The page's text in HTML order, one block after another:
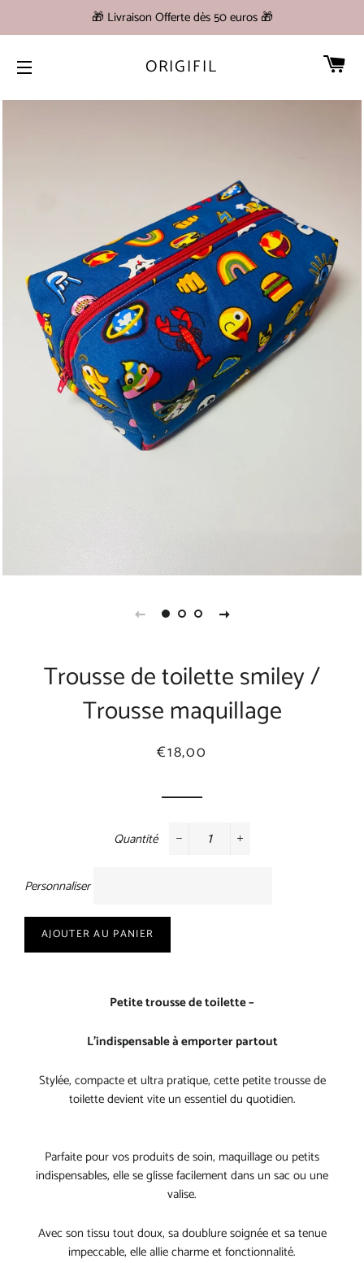
🎁 Livraison Offerte dès 50 euros 🎁
ORIGIFIL
Trousse de toilette smiley /
Trousse maquillage
Prix
Prix
€18,00
Quantité
Personnaliser
AJOUTER AU PANIER
Petite trousse de toilette –
L’indispensable à emporter partout
Stylée, compacte et ultra pratique, cette petite trousse de
toilette devient vite un essentiel du quotidien.
Parfaite pour vos produits de soin, maquillage ou petits
indispensables, elle se glisse facilement dans un sac ou une
valise.
Avec son tissu tout doux, sa doublure soignée et sa tenue
impeccable, elle allie charme et fonctionnalité.